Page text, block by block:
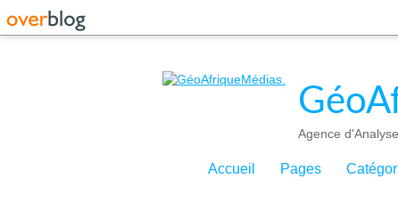
Agence
Accueil Pages